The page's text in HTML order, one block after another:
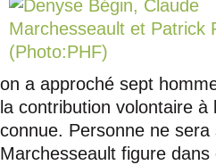
on a approché sept
la contribution volontaire à
connue. Personne ne
Marchesseault figure